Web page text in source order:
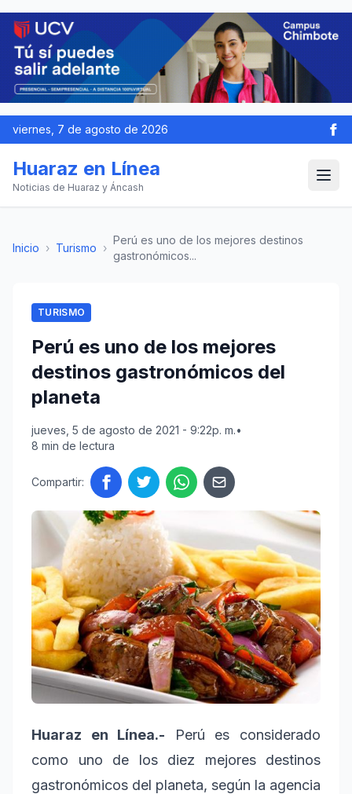
viernes, 7 de agosto de 2026
Huaraz en Línea
Noticias de Huaraz y Áncash
Inicio › Turismo ›
Perú es uno de los mejores destinos
gastronómicos...
TURISMO
Perú es uno de los mejores
destinos gastronómicos del
planeta
jueves, 5 de agosto de 2021 - 9:22p. m.•
8 min de lectura
Compartir:
Huaraz en Línea.- Perú es considerado
como uno de los diez mejores destinos
gastronómicos del planeta, según la agencia